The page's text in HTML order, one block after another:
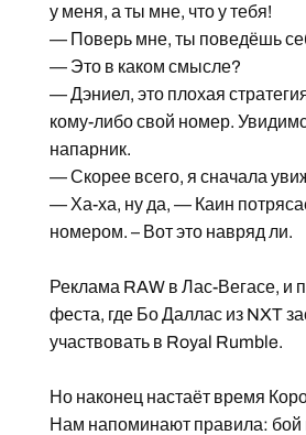
у меня, а ты мне, что у тебя!
— Поверь мне, ты поведёшь
— Это в каком смысле?
— Дэниел, это плохая
кому-либо свой номер.
напарник.
— Скорее всего, я сначала
— Ха-ха, ну да, — Каин
номером. – Вот это навряд ли.
Реклама RAW в Лас-Вегасе,
феста, где Бо Даллас из NXT
участвовать в Royal Rumble.
Но наконец настаёт время
Нам напоминают правила: бой